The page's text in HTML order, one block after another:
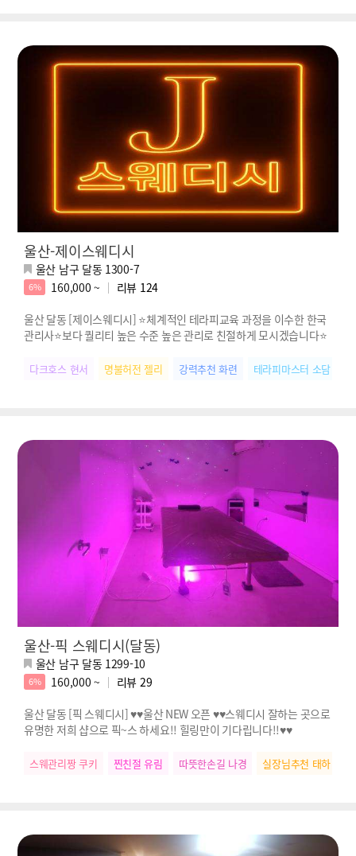
울산-제이스웨디시
울산 남구 달동 1300-7
6% 160,000 ~ 리뷰 124
울산 달동 [제이스웨디시] ⭐️체계적인 테라피교육 과정을 이수한 한국
관리사⭐️보다 퀄리티 높은 수준 높은 관리로 친절하게 모시겠습니다⭐️
다크호스 현서 명불허전 젤리 강력추천 화련 테라피마스터 소담
울산-픽 스웨디시(달동)
울산 남구 달동 1299-10
6% 160,000 ~ 리뷰 29
울산 달동 [픽 스웨디시] ♥♥울산 NEW 오픈 ♥♥스웨디시 잘하는 곳으로
유명한 저희 샵으로 픽~스 하세요!! 힐링만이 기다립니다!!♥♥
스웨관리짱 쿠키 찐친절 유림 따뜻한손길 나경 실장님추천 태하